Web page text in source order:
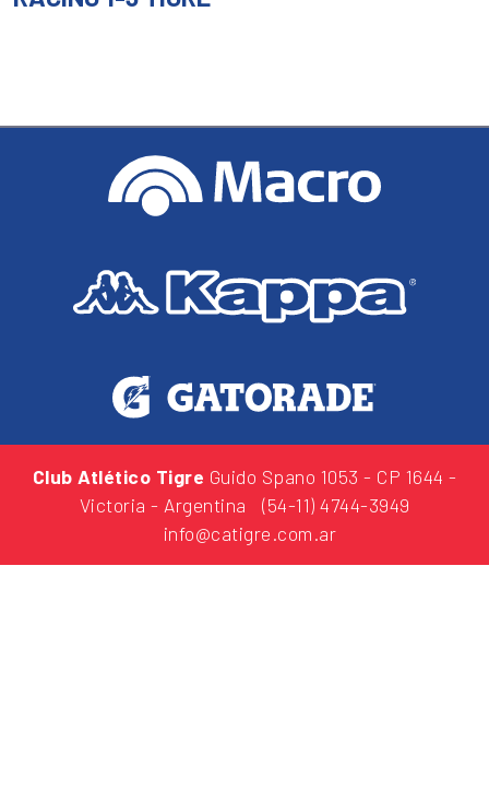
Club Atlético Tigre Guido Spano 1053 - CP 1644 -
Victoria - Argentina
(54-11) 4744-3949
info@catigre.com.ar